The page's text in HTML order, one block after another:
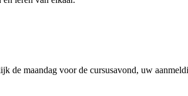
de maandag voor de cursusavond, uw